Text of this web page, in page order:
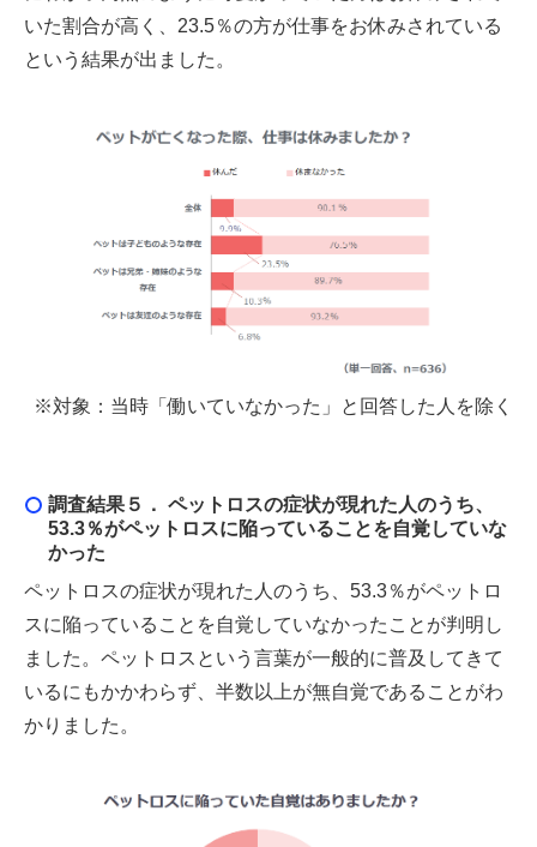
いた割合が高く、23.5％の方が仕事をお休みされている
という結果が出ました。
※対象：当時「働いていなかった」と回答した人を除く
調査結果５． ペットロスの症状が現れた人のうち、
53.3％がペットロスに陥っていることを自覚していな
かった
ペットロスの症状が現れた人のうち、53.3％がペットロ
スに陥っていることを自覚していなかったことが判明し
ました。ペットロスという言葉が一般的に普及してきて
いるにもかかわらず、半数以上が無自覚であることがわ
かりました。